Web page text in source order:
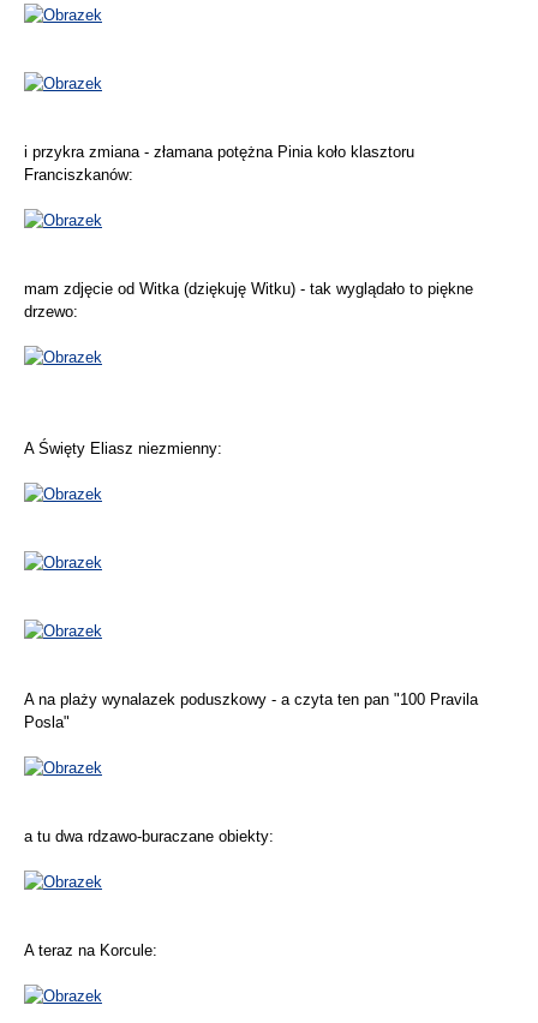
i przykra zmiana - złamana potężna Pinia koło klasztoru
Franciszkanów:
mam zdjęcie od Witka (dziękuję Witku) - tak wyglądało to piękne
drzewo:
A Święty Eliasz niezmienny:
A na plaży wynalazek poduszkowy - a czyta ten pan "100 Pravila
Posla"
a tu dwa rdzawo-buraczane obiekty:
A teraz na Korcule: